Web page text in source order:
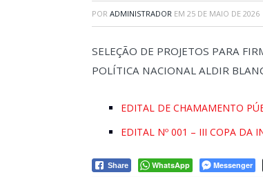
POR ADMINISTRADOR EM 25 DE MAIO DE 2026
SELEÇÃO DE PROJETOS PARA
POLÍTICA NACIONAL ALDIR
EDITAL DE CHAMAMENTO
EDITAL Nº 001 – III COPA DA
Share WhatsApp Messenger